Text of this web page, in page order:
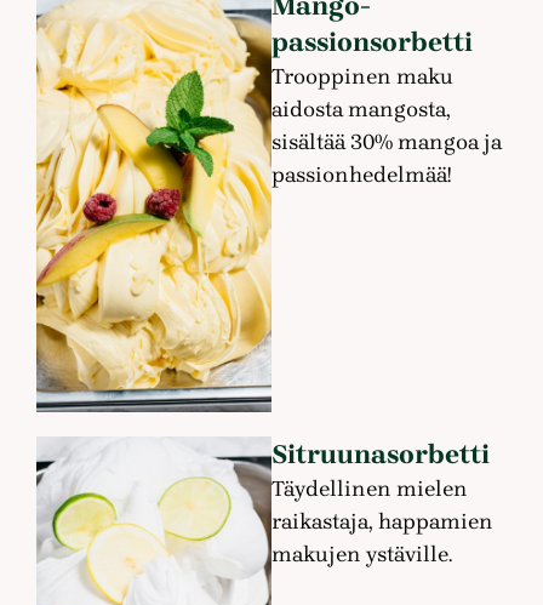
passionsorbetti
Trooppinen maku
aidosta mangosta,
sisältää 30% mangoa ja
passionhedelmää!
Sitruunasorbetti
Täydellinen mielen
raikastaja, happamien
makujen ystäville.